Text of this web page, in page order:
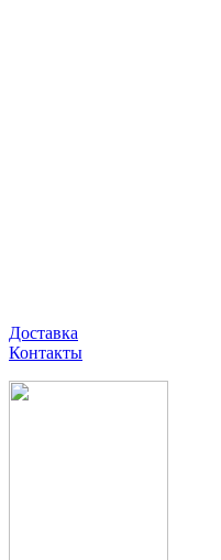
Доставка
Контакты